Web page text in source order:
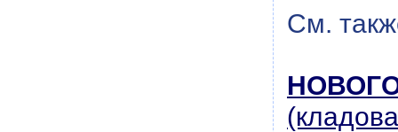
См.